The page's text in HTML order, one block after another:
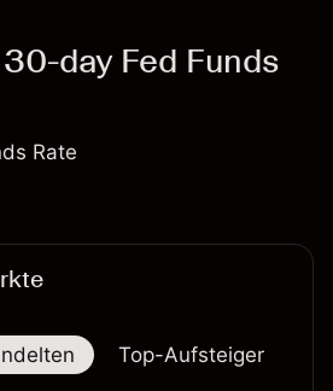
day Fed Funds
Rate
Top-Aufsteiger